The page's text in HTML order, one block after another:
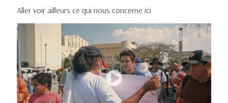
Aller voir ailleurs ce qui nous concerne ici